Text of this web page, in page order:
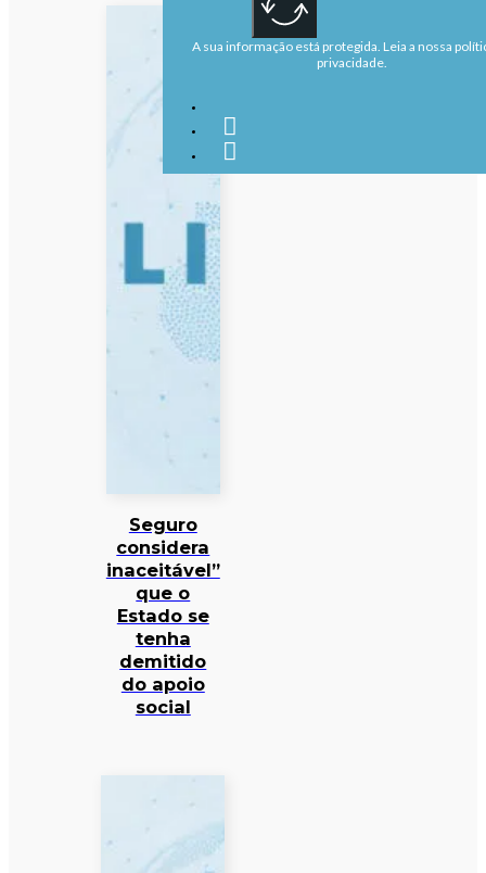
Seguro
considera
inaceitável”
que o
Estado se
tenha
demitido
do apoio
social
A sua informação está protegida. Leia a nossa
privacidade.